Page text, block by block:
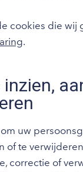
cookies die wij
.
inzien,
uw
of te
correctie of